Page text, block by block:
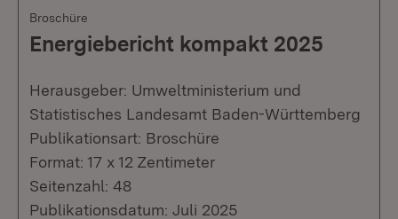
Broschüre
Energiebericht kompakt 2025
Herausgeber: Umweltministerium und
Statistisches Landesamt Baden-Württemberg
Publikationsart: Broschüre
Format: 17 x 12 Zentimeter
Seitenzahl: 48
Publikationsdatum: Juli 2025